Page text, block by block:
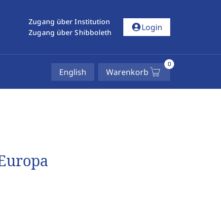
Zugang über Institution
Zugang über Shibboleth
account_circleLogin
English Warenkorb
0